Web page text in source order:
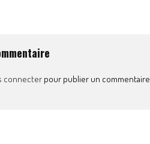
connecter pour publier un commentaire.